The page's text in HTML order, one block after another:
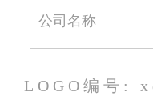
LOGO编号: